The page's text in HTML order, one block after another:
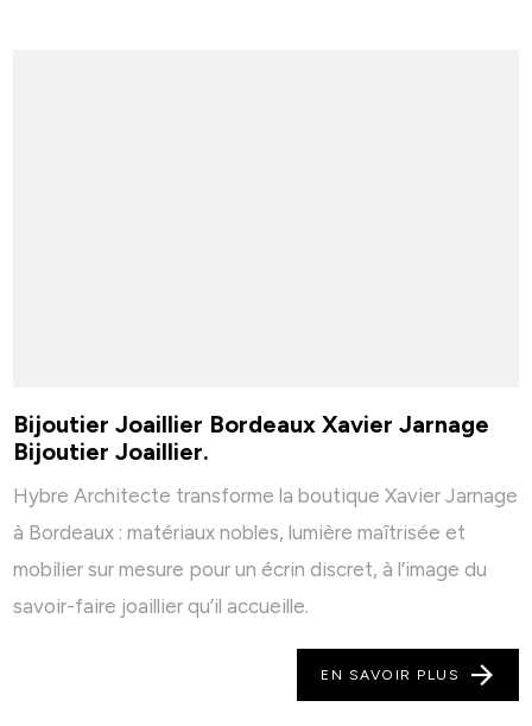
Bijoutier Joaillier Bordeaux Xavier Jarnage
Bijoutier Joaillier.
Hybre Architecte transforme la boutique Xavier Jarnage
à Bordeaux : matériaux nobles, lumière maîtrisée et
mobilier sur mesure pour un écrin discret, à l’image du
savoir-faire joaillier qu’il accueille.
EN SAVOIR PLUS